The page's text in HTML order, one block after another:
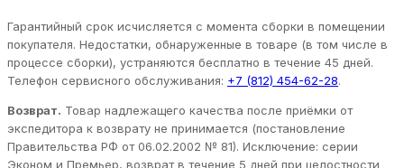
Гарантийный срок исчисляется с момента сборки в помещении
покупателя. Недостатки, обнаруженные в товаре (в том числе в
процессе сборки), устраняются бесплатно в течение 45 дней.
Телефон сервисного обслуживания: +7 (812) 454-62-28.
Возврат. Товар надлежащего качества после приёмки от
экспедитора к возврату не принимается (постановление
Правительства РФ от 06.02.2002 № 81). Исключение: серии
Эконом и Премьер, возврат в течение 5 дней при целостности